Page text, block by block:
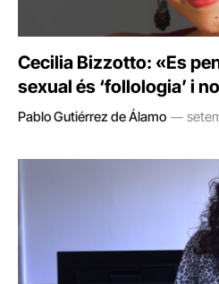
Cecilia Bizzotto: «Es
sexual és ‘follologia’ i
Pablo Gutiérrez de Álamo